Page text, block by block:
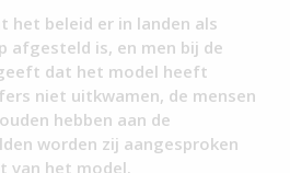
het beleid er in landen als
afgesteld is, en men bij de
dat het model heeft
niet uitkwamen, de mensen
hebben aan de
worden zij aangesproken
van het model.